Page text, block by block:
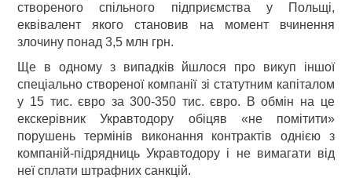
створеного спільного підприємства у Польщі,
еквівалент якого становив на момент вчинення
злочину понад 3,5 млн грн.
Ще в одному з випадків йшлося про викуп іншої
спеціально створеної компанії зі статутним капіталом
у 15 тис. євро за 300-350 тис. євро. В обмін на це
екскерівник Укравтодору обіцяв «не помітити»
порушень термінів виконання контрактів однією з
компаній-підрядниць Укравтодору і не вимагати від
неї сплати штрафних санкцій.